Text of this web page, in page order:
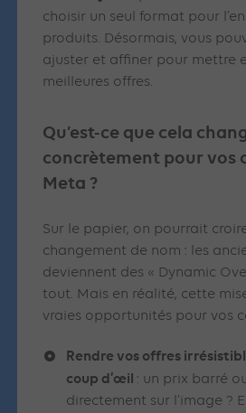
choisir un seul format pour
produits. Désormais, vous
ajuster et affiner pour mettre
meilleures offres.
Qu’est-ce que cela
concrètement pour vos
Meta ?
Sur le papier, on pourrait
changement de nom : les
deviennent des « Dynamic
tout. Mais en réalité, cette
vraies opportunités pour vos
Rendre vos offres
coup d’œil : un prix barré
directement sur l’image ?